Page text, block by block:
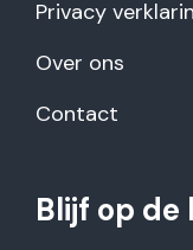
Privacy
Over ons
Contact
Blijf op de